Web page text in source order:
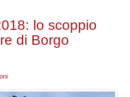
lo scoppio
di Borgo